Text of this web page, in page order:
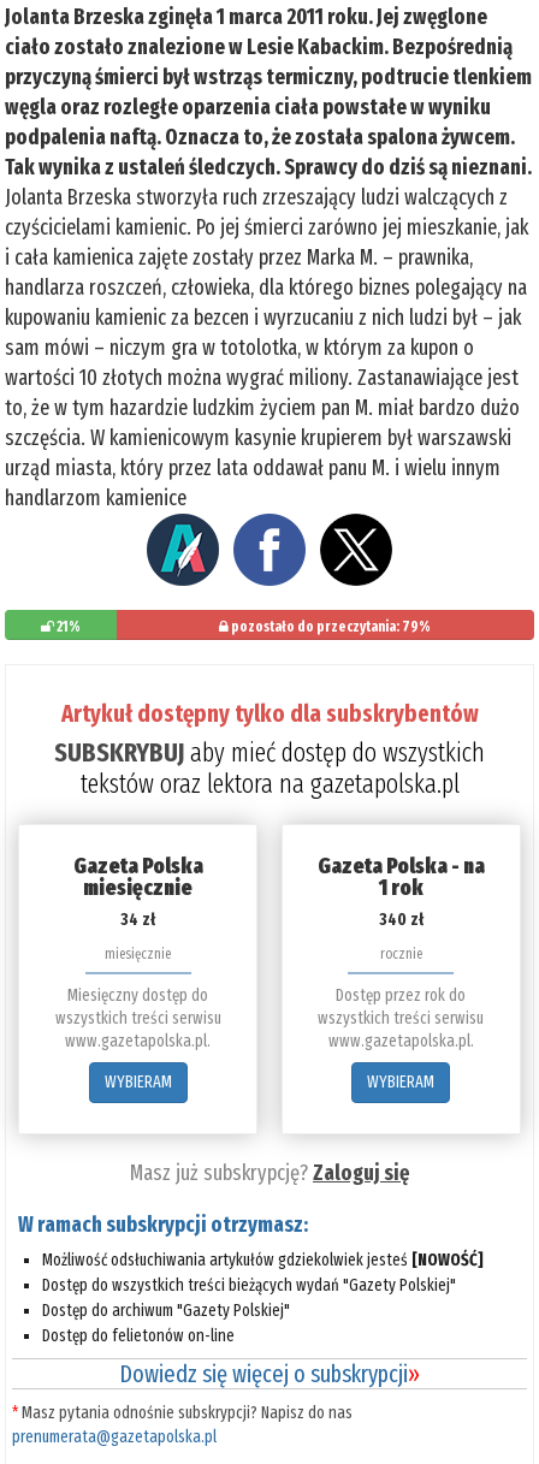
Jolanta Brzeska zginęła 1 marca 2011 roku. Jej zwęglone
ciało zostało znalezione w Lesie Kabackim. Bezpośrednią
przyczyną śmierci był wstrząs termiczny, podtrucie tlenkiem
węgla oraz rozległe oparzenia ciała powstałe w wyniku
podpalenia naftą. Oznacza to, że została spalona żywcem.
Tak wynika z ustaleń śledczych. Sprawcy do dziś są nieznani.
Jolanta Brzeska stworzyła ruch zrzeszający ludzi walczących z
czyścicielami kamienic. Po jej śmierci zarówno jej mieszkanie, jak
i cała kamienica zajęte zostały przez Marka M. – prawnika,
handlarza roszczeń, człowieka, dla którego biznes polegający na
kupowaniu kamienic za bezcen i wyrzucaniu z nich ludzi był – jak
sam mówi – niczym gra w totolotka, w którym za kupon o
wartości 10 złotych można wygrać miliony. Zastanawiające jest
to, że w tym hazardzie ludzkim życiem pan M. miał bardzo dużo
szczęścia. W kamienicowym kasynie krupierem był warszawski
urząd miasta, który przez lata oddawał panu M. i wielu innym
handlarzom kamienice
21% pozostało do przeczytania: 79%
Artykuł dostępny tylko dla subskrybentów
SUBSKRYBUJaby mieć dostęp do wszystkich
tekstów oraz lektora na gazetapolska.pl
Gazeta Polska
miesięcznie
34 zł
miesięcznie
Miesięczny dostęp do
wszystkich treści serwisu
www.gazetapolska.pl.
WYBIERAM
Gazeta Polska - na
1 rok
340 zł
rocznie
Dostęp przez rok do
wszystkich treści serwisu
www.gazetapolska.pl.
WYBIERAM
Masz już subskrypcję?Zaloguj się
W ramach subskrypcji otrzymasz:
Możliwość odsłuchiwania artykułów gdziekolwiek jesteś [NOWOŚĆ]
Dostęp do wszystkich treści bieżących wydań "Gazety Polskiej"
Dostęp do archiwum "Gazety Polskiej"
Dostęp do felietonów on-line
Dowiedz się więcej o subskrypcji»
*Masz pytania odnośnie subskrypcji? Napisz do nas
prenumerata@gazetapolska.pl